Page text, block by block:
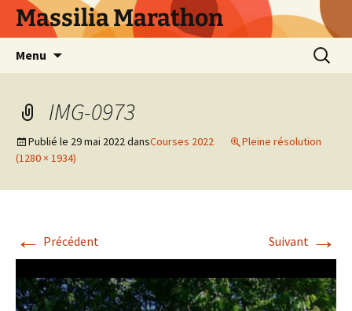
AllerMassilia Marathon
Menu
IMG-0973
Publié le 29 mai 2022dansCourses 2022
Pleine résolution
(1280 × 1934)
← Précédent Suivant →